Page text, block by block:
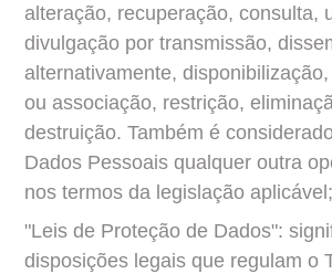
alteração, recuperação, consulta,
divulgação por transmissão,
alternativamente,
ou associação, restrição,
destruição. Também é
Dados Pessoais qualquer outra
nos termos da legislação aplicável;
"Leis de Proteção de Dados":
disposições legais que regulam o